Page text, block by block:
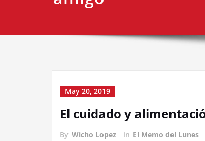
May 20, 2019
El cuidado y
By Wicho Lopez in El Memo del Lunes